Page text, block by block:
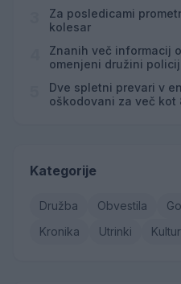
Za posledicami
kolesar
Znanih več informacij
omenjeni družini
Dve spletni prevari v
oškodovani za več kot
Kategorije
Družba Obvestila
Kronika
Utrinki